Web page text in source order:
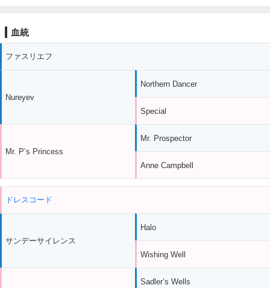
血統
ファスリエフ
Nureyev
Mr. P’s Princess
Northern Dancer
Special
Mr. Prospector
Anne Campbell
ドレスコード
サンデーサイレンス
Halo
Wishing Well
Sadler’s Wells